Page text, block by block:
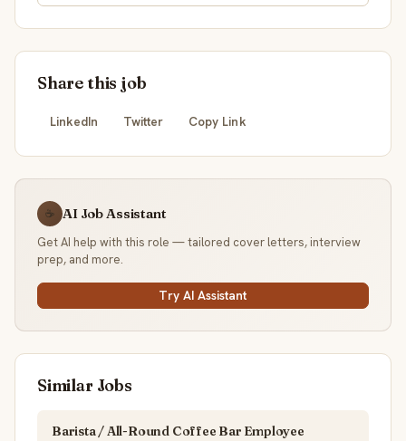
Share this job
LinkedIn Twitter Copy Link
☕ AI Job Assistant
Get AI help with this role — tailored cover letters, interview
prep, and more.
Try AI Assistant
Similar Jobs
Barista / All-Round Coffee Bar Employee